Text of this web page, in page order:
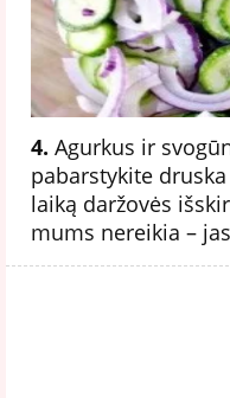
4. Agurkus ir
pabarstykite
laiką daržovės
mums nereikia –